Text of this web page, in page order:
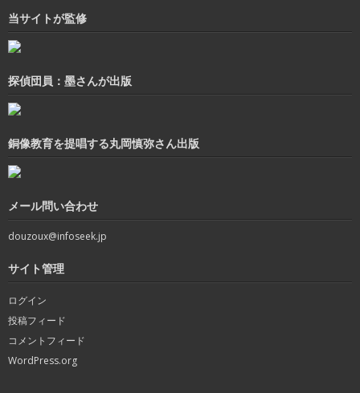
当サイトが監修
探偵団員：墨さんが出版
銅像教育を提唱する丸岡慎弥さん出版
メール問い合わせ
douzoux@infoseek.jp
サイト管理
ログイン
投稿フィード
コメントフィード
WordPress.org